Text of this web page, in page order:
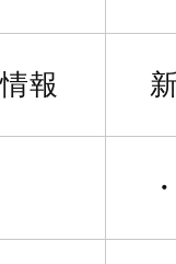
報